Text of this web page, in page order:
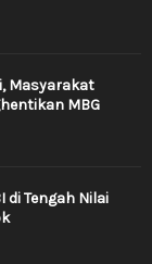
Masyarakat
MBG
di Tengah Nilai